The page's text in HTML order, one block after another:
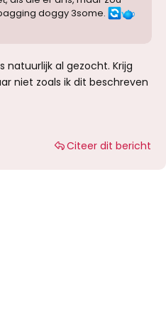
doggy 3some.
natuurlijk al gezocht. Krijg
niet zoals ik dit beschreven
Citeer dit bericht